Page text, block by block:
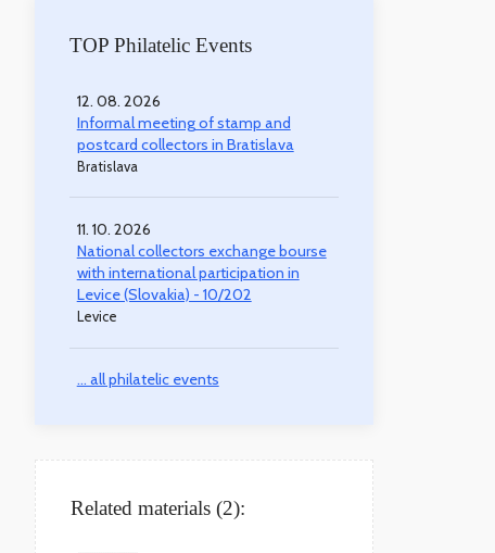
TOP Philatelic Events
12. 08. 2026
Informal meeting of stamp and
postcard collectors in Bratislava
Bratislava
11. 10. 2026
National collectors exchange bourse
with international participation in
Levice (Slovakia) - 10/202
Levice
... all philatelic events
Related materials (2):